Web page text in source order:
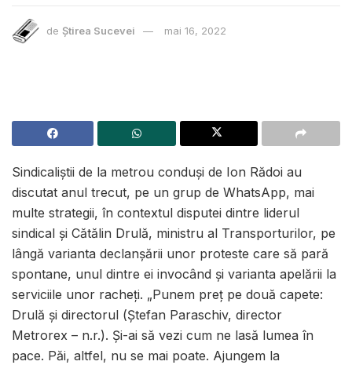
de Știrea Sucevei mai 16, 2022
Sindicaliştii de la metrou conduși de Ion Rădoi au
discutat anul trecut, pe un grup de WhatsApp, mai
multe strategii, în contextul disputei dintre liderul
sindical şi Cătălin Drulă, ministru al Transporturilor, pe
lângă varianta declanşării unor proteste care să pară
spontane, unul dintre ei invocând şi varianta apelării la
serviciile unor racheţi. „Punem preț pe două capete:
Drulă și directorul (Ştefan Paraschiv, director
Metrorex – n.r.). Şi-ai să vezi cum ne lasă lumea în
pace. Păi, altfel, nu se mai poate. Ajungem la